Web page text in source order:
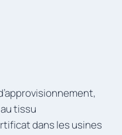
tissu
dans les usines